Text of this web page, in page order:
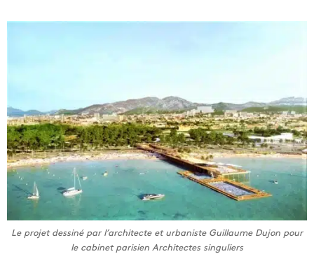
Le projet dessiné par l’architecte et urbaniste Guillaume Dujon pour
le cabinet parisien Architectes singuliers